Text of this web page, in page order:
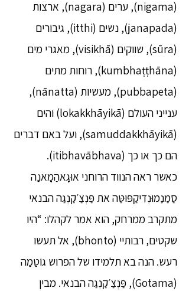
(nigama), ערים (nagara), ארצות
(janapada), נשים (itthi), גיבורים
(sūra), שווקים (visikhā), מאגרי מים
(kumbhaṭṭhāna), רוחות מתים
(pubbapeta), מעשיות (nānatta),
ענייני העולם (lokakkhāyikā) והים
(samuddakkhāyikā), ועל באם דברים
הם כך או כך (itibhavābhava).
כאשר ראה הנווד הרוחני אוּגָאהַמָאנַה
סַמַנַמוּנְדִיקַפּוּטַּה את פַּנְצַ׳קַנְגַה הבנאי
מתקרב ממרחק, הוא אמר לקהלו: “היו
שקטים, רבותיי (bhonto), אל תעשו
רעש. הנה בא תלמידו של הפרוש גוֹטַמַה
(Gotama), פַּנְצַ׳קַנְגַה הבנאי. מבין